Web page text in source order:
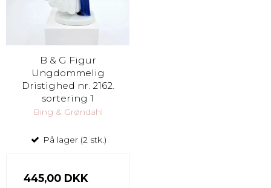
B & G Figur
Ungdommelig
Dristighed nr. 2162.
sortering 1
Bing & Grøndahl
På lager (2 stk.)
445,00 DKK